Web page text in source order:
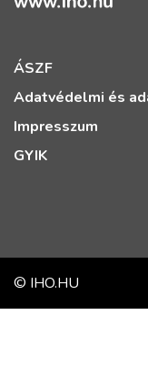
ÁSZF
Adatvédelmi és
Impresszum
GYIK
© IHO.HU